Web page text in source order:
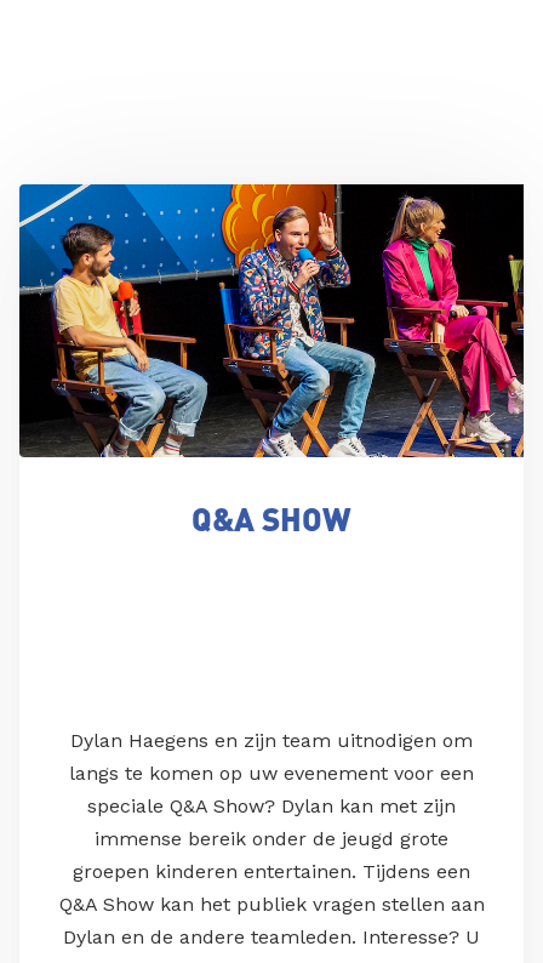
Q&A SHOW
Dylan Haegens en zijn team uitnodigen om
langs te komen op uw evenement voor een
speciale Q&A Show? Dylan kan met zijn
immense bereik onder de jeugd grote
groepen kinderen entertainen. Tijdens een
Q&A Show kan het publiek vragen stellen aan
Dylan en de andere teamleden. Interesse? U